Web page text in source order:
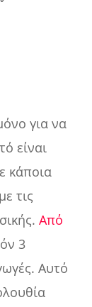
για να
είναι
κάποια
τις
Από
3
Αυτό